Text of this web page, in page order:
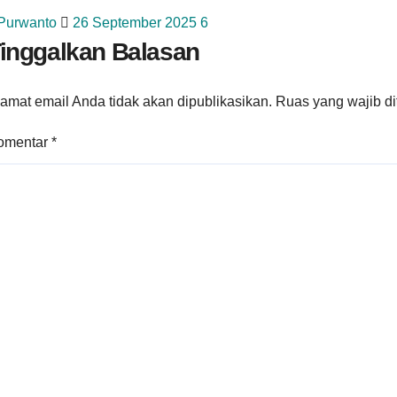
26 September 2025 6
Balasan
email Anda tidak akan dipublikasikan. Ruas yang wajib
*